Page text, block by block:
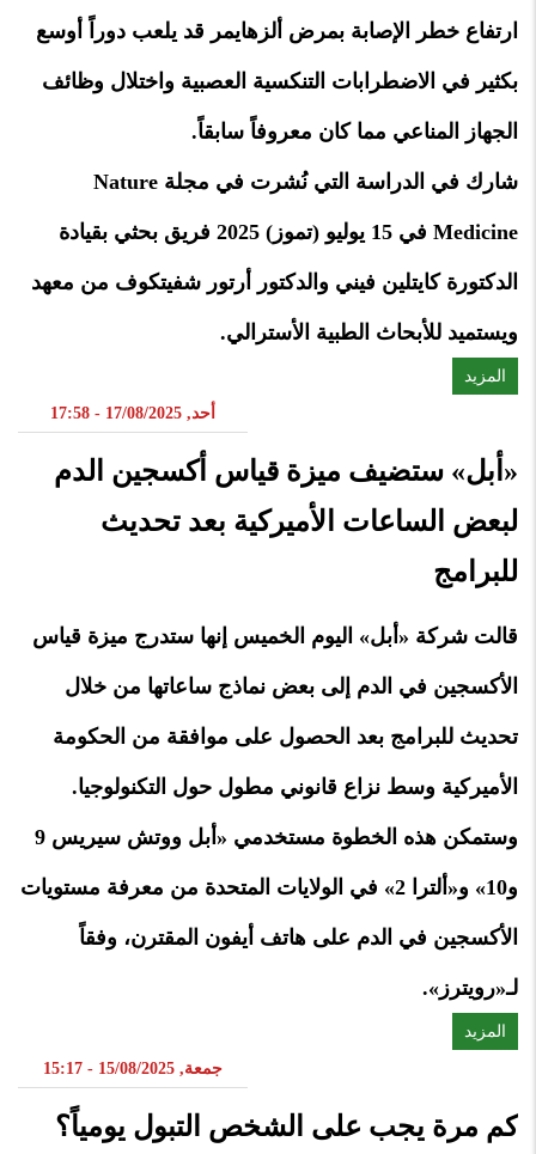
ارتفاع خطر الإصابة بمرض ألزهايمر قد يلعب دوراً أوسع
بكثير في الاضطرابات التنكسية العصبية واختلال وظائف
الجهاز المناعي مما كان معروفاً سابقاً.
شارك في الدراسة التي نُشرت في مجلة Nature
Medicine في 15 يوليو (تموز) 2025 فريق بحثي بقيادة
الدكتورة كايتلين فيني والدكتور أرتور شفيتكوف من معهد
ويستميد للأبحاث الطبية الأسترالي.
المزيد
أحد, 17/08/2025 - 17:58
«أبل» ستضيف ميزة قياس أكسجين الدم
لبعض الساعات الأميركية بعد تحديث
للبرامج
قالت شركة «أبل» اليوم الخميس إنها ستدرج ميزة قياس
الأكسجين في الدم إلى بعض نماذج ساعاتها من خلال
تحديث للبرامج بعد الحصول على موافقة من الحكومة
الأميركية وسط نزاع قانوني مطول حول التكنولوجيا.
وستمكن هذه الخطوة مستخدمي «أبل ووتش سيريس 9
و10» و«ألترا 2» في الولايات المتحدة من معرفة مستويات
الأكسجين في الدم على هاتف أيفون المقترن، وفقاً
لـ«رويترز».
المزيد
جمعة, 15/08/2025 - 15:17
كم مرة يجب على الشخص التبول يومياً؟